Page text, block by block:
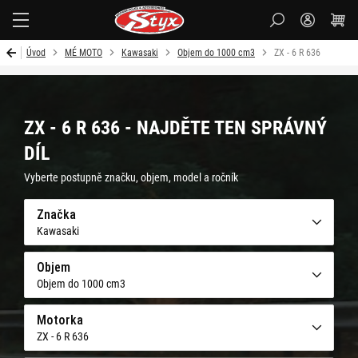
Úvod MÉ MOTO Kawasaki Objem do 1000 cm3 ZX - 6 R 636
ZX - 6 R 636 - NAJDĚTE TEN SPRÁVNÝ
DÍL
Vyberte postupně značku, objem, model a ročník
Značka
Kawasaki
Objem
Objem do 1000 cm3
Motorka
ZX - 6 R 636